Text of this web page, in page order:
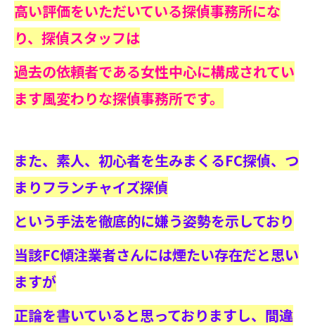
高い評価をいただいている探偵事務所にな
り、探偵スタッフは
過去の依頼者である女性中心に構成されてい
ます風変わりな探偵事務所です。
また、素人、初心者を生みまくるFC探偵、つ
まりフランチャイズ探偵
という手法を徹底的に嫌う姿勢を示しており
当該FC傾注業者さんには煙たい存在だと思い
ますが
正論を書いていると思っておりますし、間違